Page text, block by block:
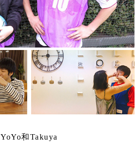
YoYo和Takuya